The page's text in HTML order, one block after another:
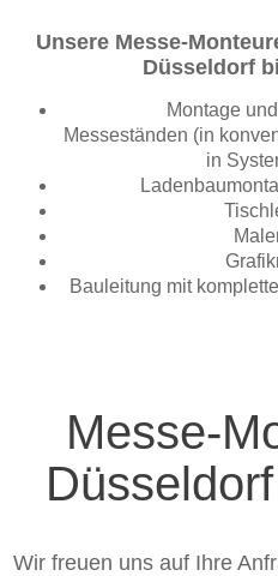
Unsere Messe-
Düsseldorf
Montage
Messeständen (in
in
Bauleitung mit
Messe-
Wir freuen uns auf Ihre